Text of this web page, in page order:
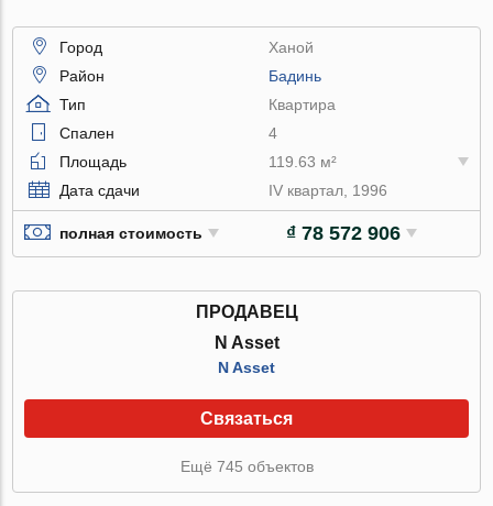
Город
Ханой
Район
Бадинь
Тип
Квартира
Спален
4
Площадь
119.63 м²
Дата сдачи
IV квартал, 1996
полная стоимость ₫ 78 572 906
ПРОДАВЕЦ
N Asset
N Asset
Связаться
Ещё 745 объектов